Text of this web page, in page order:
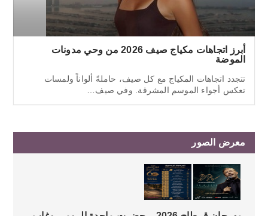
أبرز اتجاهات مكياج صيف 2026 من وحي مدونات
الموضة
تتجدد اتجاهات المكياج مع كل صيف، حاملةً ألواناً ولمسات
تعكس أجواء الموسم المشرقة. وفي صيف…
معرض الصور